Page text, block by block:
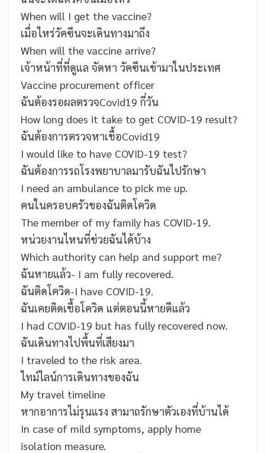
When will I get the vaccine?
เมื่อไหร่วัคซีนจะเดินทางมาถึง
When will the vaccine arrive?
เจ้าหน้าที่ที่ดูแล จัดหา วัคซีนเข้ามาในประเทศ
Vaccine procurement officer
ฉันต้องรอผลตรวจCovid19 กี่วัน
How long does it take to get COVID-19 result?
ฉันต้องการตรวจหาเชื้อCovid19
I would like to have COVID-19 test?
ฉันต้องการรถโรงพยาบาลมารับฉันไปรักษา
I need an ambulance to pick me up.
คนในครอบครัวของฉันติดโควิด
The member of my family has COVID-19.
หน่วยงานไหนที่ช่วยฉันได้บ้าง
Which authority can help and support me?
ฉันหายแล้ว- I am fully recovered.
ฉันติดโควิด-I have COVID-19.
ฉันเคยติดเชื้อโควิด แต่ตอนนี้หายดีแล้ว
I had COVID-19 but has fully recovered now.
ฉันเดินทางไปพื้นที่เสียงมา
I traveled to the risk area.
ไทม์ไลน์การเดินทางของฉัน
My travel timeline
หากอาการไม่รุนแรง สามาถรักษาตัวเองที่บ้านได้
In case of mild symptoms, apply home
isolation measure.